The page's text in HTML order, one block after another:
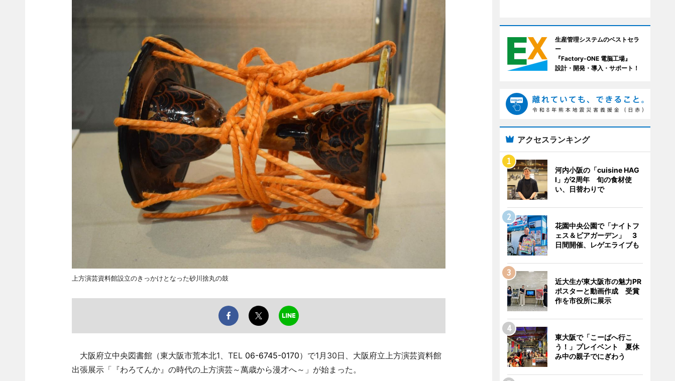
上方演芸資料館設立のきっかけとなった砂川捨丸の鼓
大阪府立中央図書館（東大阪市荒本北1、TEL 06-6745-0170）で1月30日、大阪府立上方演芸資料館
出張展示「『わろてんか』の時代の上方演芸～萬歳から漫才へ～」が始まった。
生産管理システムのベストセラ
ー
『Factory-ONE 電脳工場』
設計・開発・導入・サポート！
アクセスランキング
河内小阪の「cuisine HAG
I」が2周年 旬の食材使
い、日替わりで
花園中央公園で「ナイトフ
ェス＆ビアガーデン」 3
日間開催、レゲエライブも
近大生が東大阪市の魅力PR
ポスターと動画作成 受賞
作を市役所に展示
東大阪で「こーばへ行こ
う！」プレイベント 夏休
み中の親子でにぎわう